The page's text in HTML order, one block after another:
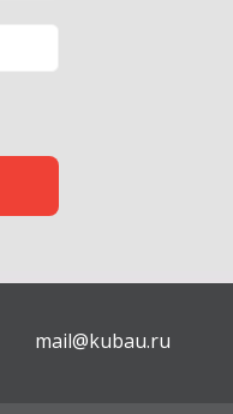
mail@kubau.ru